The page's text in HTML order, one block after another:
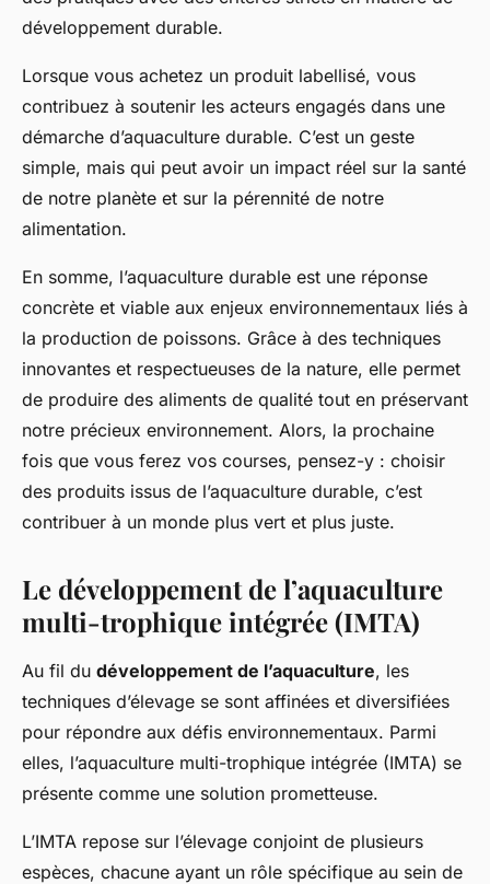
développement durable.
Lorsque vous achetez un produit labellisé, vous
contribuez à soutenir les acteurs engagés dans une
démarche d’aquaculture durable. C’est un geste
simple, mais qui peut avoir un impact réel sur la santé
de notre planète et sur la pérennité de notre
alimentation.
En somme, l’aquaculture durable est une réponse
concrète et viable aux enjeux environnementaux liés à
la production de poissons. Grâce à des techniques
innovantes et respectueuses de la nature, elle permet
de produire des aliments de qualité tout en préservant
notre précieux environnement. Alors, la prochaine
fois que vous ferez vos courses, pensez-y : choisir
des produits issus de l’aquaculture durable, c’est
contribuer à un monde plus vert et plus juste.
Le développement de l’aquaculture
multi-trophique intégrée (IMTA)
Au fil du développement de l’aquaculture, les
techniques d’élevage se sont affinées et diversifiées
pour répondre aux défis environnementaux. Parmi
elles, l’aquaculture multi-trophique intégrée (IMTA) se
présente comme une solution prometteuse.
L’IMTA repose sur l’élevage conjoint de plusieurs
espèces, chacune ayant un rôle spécifique au sein de